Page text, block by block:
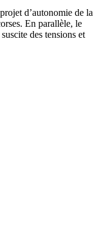
d’autonomie de la
En parallèle, le
des tensions et